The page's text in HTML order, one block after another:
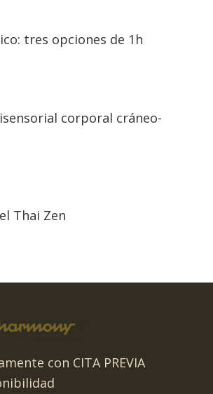
tres opciones de 1h
corporal cráneo-
Thai Zen
con CITA PREVIA